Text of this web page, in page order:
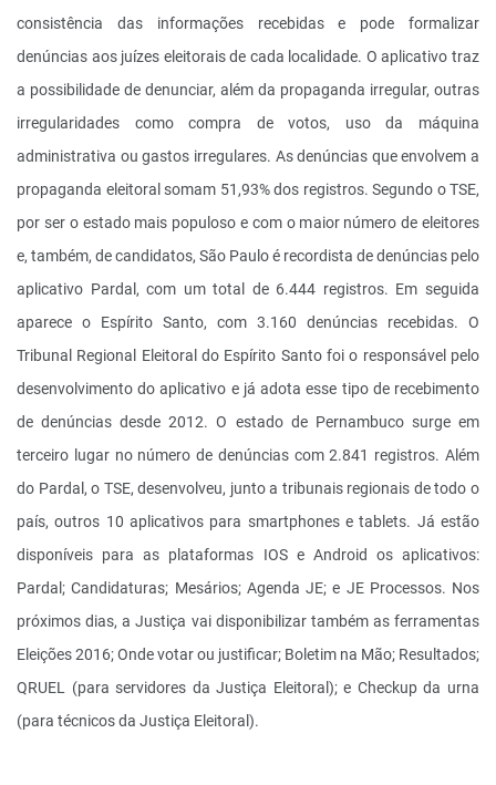
consistência das informações recebidas e pode formalizar
denúncias aos juízes eleitorais de cada localidade. O aplicativo traz
a possibilidade de denunciar, além da propaganda irregular, outras
irregularidades como compra de votos, uso da máquina
administrativa ou gastos irregulares. As denúncias que envolvem a
propaganda eleitoral somam 51,93% dos registros. Segundo o TSE,
por ser o estado mais populoso e com o maior número de eleitores
e, também, de candidatos, São Paulo é recordista de denúncias pelo
aplicativo Pardal, com um total de 6.444 registros. Em seguida
aparece o Espírito Santo, com 3.160 denúncias recebidas. O
Tribunal Regional Eleitoral do Espírito Santo foi o responsável pelo
desenvolvimento do aplicativo e já adota esse tipo de recebimento
de denúncias desde 2012. O estado de Pernambuco surge em
terceiro lugar no número de denúncias com 2.841 registros. Além
do Pardal, o TSE, desenvolveu, junto a tribunais regionais de todo o
país, outros 10 aplicativos para smartphones e tablets. Já estão
disponíveis para as plataformas IOS e Android os aplicativos:
Pardal; Candidaturas; Mesários; Agenda JE; e JE Processos. Nos
próximos dias, a Justiça vai disponibilizar também as ferramentas
Eleições 2016; Onde votar ou justificar; Boletim na Mão; Resultados;
QRUEL (para servidores da Justiça Eleitoral); e Checkup da urna
(para técnicos da Justiça Eleitoral).